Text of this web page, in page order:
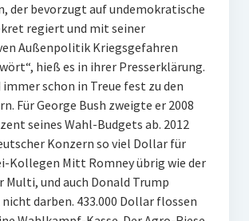
der bevorzugt auf undemokratische
regiert und mit seiner
Außenpolitik Kriegsgefahren
hieß es in ihrer Presserklärung.
immer schon in Treue fest zu den
Für George Bush zweigte er 2008
seines Wahl-Budgets ab. 2012
Konzern so viel Dollar für
Kollegen Mitt Romney übrig wie der
Multi, und auch Donald Trump
nicht darben. 433.000 Dollar flossen